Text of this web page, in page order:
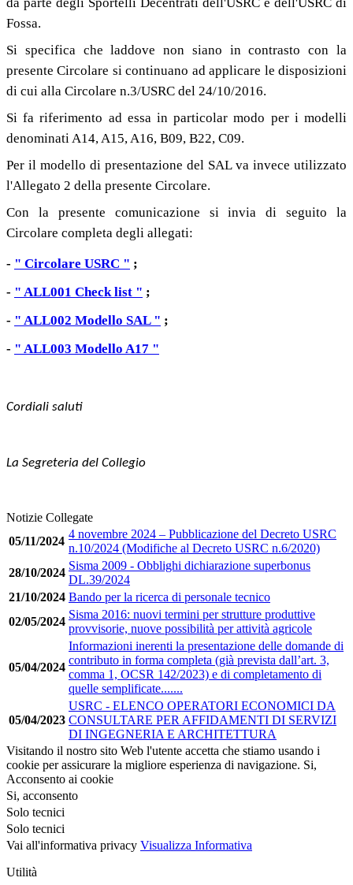
Fossa.
Si specifica che laddove non siano in contrasto con la
presente Circolare si continuano ad applicare le disposizioni
di cui alla Circolare n.3/USRC del 24/10/2016.
Si fa riferimento ad essa in particolar modo per i modelli
denominati A14, A15, A16, B09, B22, C09.
Per il modello di presentazione del SAL va invece utilizzato
l'Allegato 2 della presente Circolare.
Con la presente comunicazione si invia di seguito la
Circolare completa degli allegati:
- " Circolare USRC " ;
- " ALL001 Check list " ;
- " ALL002 Modello SAL " ;
- " ALL003 Modello A17 "
Cordiali saluti
La Segreteria del Collegio
Notizie Collegate
05/11/2024
4 novembre 2024 – Pubblicazione del Decreto USRC
n.10/2024 (Modifiche al Decreto USRC n.6/2020)
28/10/2024
Sisma 2009 - Obblighi dichiarazione superbonus
DL.39/2024
21/10/2024 Bando per la ricerca di personale tecnico
02/05/2024
Sisma 2016: nuovi termini per strutture produttive
provvisorie, nuove possibilità per attività agricole
05/04/2024
Informazioni inerenti la presentazione delle domande di
contributo in forma completa (già prevista dall’art. 3,
comma 1, OCSR 142/2023) e di completamento di
quelle semplificate.......
05/04/2023
USRC - ELENCO OPERATORI ECONOMICI DA
CONSULTARE PER AFFIDAMENTI DI SERVIZI
DI INGEGNERIA E ARCHITETTURA
Visitando il nostro sito Web l'utente accetta che stiamo usando i
cookie per assicurare la migliore esperienza di navigazione. Si,
Acconsento ai cookie
Si, acconsento
Solo tecnici
Solo tecnici
Vai all'informativa privacy Visualizza Informativa
Utilità